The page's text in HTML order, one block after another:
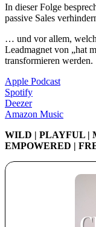
In dieser Folge
passive Sales
… und vor allem,
Leadmagnet von „hat
transformieren werden.
Apple Podcast
Spotify
Deezer
Amazon Music
WILD | PLAYFUL |
EMPOWERED |